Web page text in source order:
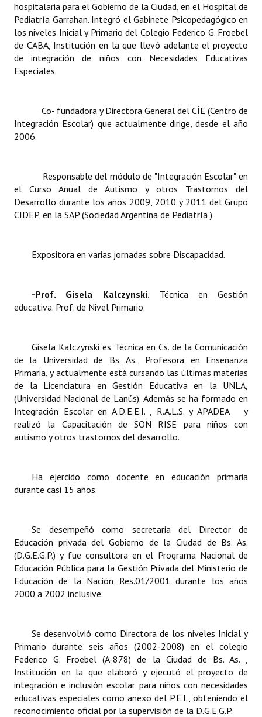
hospitalaria para el Gobierno de la Ciudad, en el Hospital de
Pediatría Garrahan. Integró el Gabinete Psicopedagógico en
los niveles Inicial y Primario del Colegio Federico G. Froebel
de CABA, Institución en la que llevó adelante el proyecto
de integración de niños con Necesidades Educativas
Especiales.
Co- fundadora y Directora General del CÍE (Centro de
Integración Escolar) que actualmente dirige, desde el año
2006.
Responsable del módulo de "Integración Escolar" en
el Curso Anual de Autismo y otros Trastornos del
Desarrollo durante los años 2009, 2010 y 2011 del Grupo
CIDEP, en la SAP (Sociedad Argentina de Pediatría ).
Expositora en varias jornadas sobre Discapacidad.
-Prof. Gisela Kalczynski. Técnica en Gestión
educativa. Prof. de Nivel Primario.
Gisela Kalczynski es Técnica en Cs. de la Comunicación
de la Universidad de Bs. As., Profesora en Enseñanza
Primaria, y actualmente está cursando las últimas materias
de la Licenciatura en Gestión Educativa en la UNLA,
(Universidad Nacional de Lanús). Además se ha formado en
Integración Escolar en A.D.E.E.I. , R.A.L.S. y APADEA y
realizó la Capacitación de SON RISE para niños con
autismo y otros trastornos del desarrollo.
Ha ejercido como docente en educación primaria
durante casi 15 años.
Se desempeñó como secretaria del Director de
Educación privada del Gobierno de la Ciudad de Bs. As.
(D.G.E.G.P.) y fue consultora en el Programa Nacional de
Educación Pública para la Gestión Privada del Ministerio de
Educación de la Nación Res.01/2001 durante los años
2000 a 2002 inclusive.
Se desenvolvió como Directora de los niveles Inicial y
Primario durante seis años (2002-2008) en el colegio
Federico G. Froebel (A-878) de la Ciudad de Bs. As. ,
Institución en la que elaboró y ejecutó el proyecto de
integración e inclusión escolar para niños con necesidades
educativas especiales como anexo del P.E.I., obteniendo el
reconocimiento oficial por la supervisión de la D.G.E.G.P.